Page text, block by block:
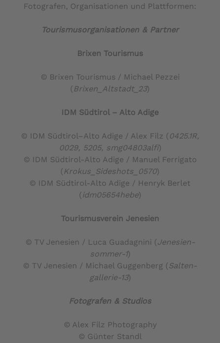
Fotografen, Organisationen und Plattformen:
Tourismusorganisationen & Partner
Brixen Tourismus
© Brixen Tourismus / Michael Pezzei
(Brixen_Altstadt_23)
IDM Südtirol – Alto Adige
© IDM Südtirol–Alto Adige / Alex Filz (0425.1R,
0029, 5205, smg04803alfi)
© IDM Südtirol-Alto Adige / Manuel Ferrigato
(Krokus_Sideshots_0570)
© IDM Südtirol-Alto Adige / Henryk Berlet
(idm05654hebe)
Tourismusverein Jenesien
© TV Jenesien / Luca Guadagnini (Jenesien-
sommer-1)
© TV Jenesien / Michael Guggenberg (Salten-
gallerie-13)
Fotografen & Studios
© Alex Filz Photography
© Günter Standl